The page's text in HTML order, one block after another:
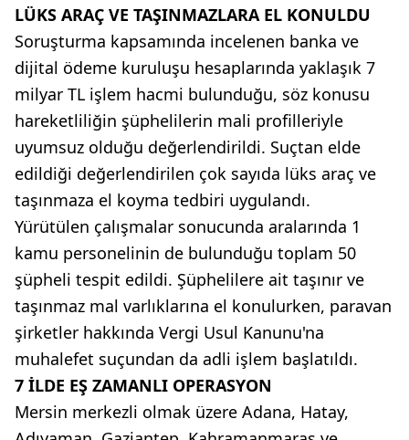
LÜKS ARAÇ VE TAŞINMAZLARA EL KONULDU
Soruşturma kapsamında incelenen banka ve
dijital ödeme kuruluşu hesaplarında yaklaşık 7
milyar TL işlem hacmi bulunduğu, söz konusu
hareketliliğin şüphelilerin mali profilleriyle
uyumsuz olduğu değerlendirildi. Suçtan elde
edildiği değerlendirilen çok sayıda lüks araç ve
taşınmaza el koyma tedbiri uygulandı.
Yürütülen çalışmalar sonucunda aralarında 1
kamu personelinin de bulunduğu toplam 50
şüpheli tespit edildi. Şüphelilere ait taşınır ve
taşınmaz mal varlıklarına el konulurken, paravan
şirketler hakkında Vergi Usul Kanunu'na
muhalefet suçundan da adli işlem başlatıldı.
7 İLDE EŞ ZAMANLI OPERASYON
Mersin merkezli olmak üzere Adana, Hatay,